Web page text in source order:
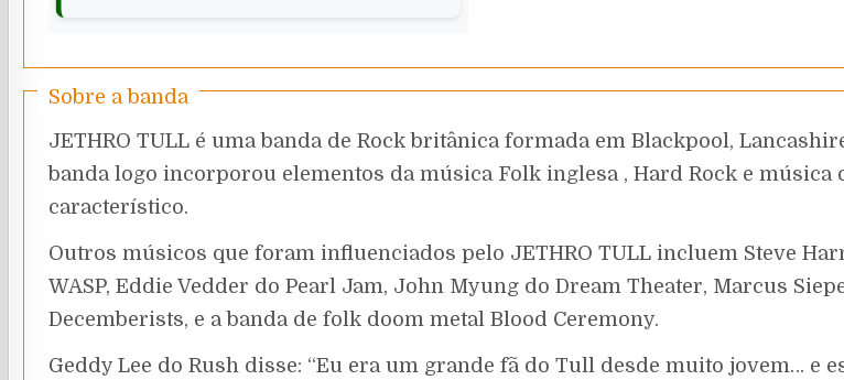
Sobre a banda
JETHRO TULL é uma banda de Rock britânica formada em Blackpool,
banda logo incorporou elementos da música Folk inglesa , Hard Rock e
característico.
Outros músicos que foram influenciados pelo JETHRO TULL incluem Steve
WASP, Eddie Vedder do Pearl Jam, John Myung do Dream Theater, Marcus
Decemberists, e a banda de folk doom metal Blood Ceremony.
Geddy Lee do Rush disse: “Eu era um grande fã do Tull desde muito jovem…